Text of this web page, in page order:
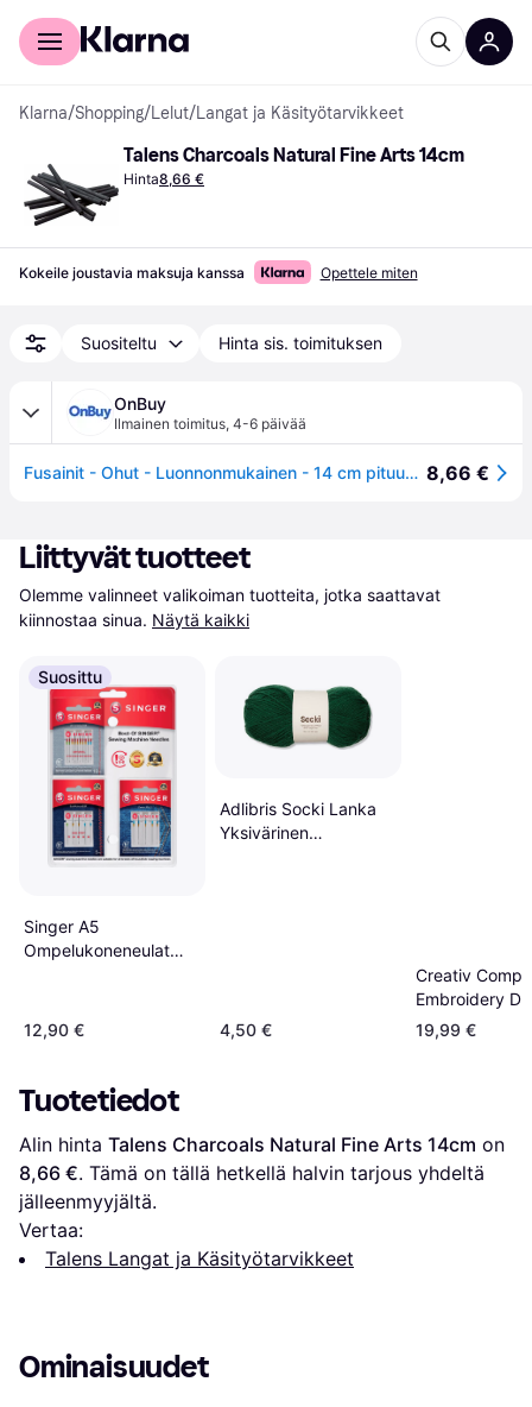
Kuluttajille
Klarna/Shopping/Lelut/Langat ja Käsityötarvikkeet
Talens Charcoals Natural Fine Arts 14cm
Hinta8,66 €
Kokeile joustavia maksuja kanssa Opettele miten
Suositeltu Hinta sis. toimituksen
OnBuy
Ilmainen toimitus, 4-6 päivää
Fusainit - Ohut - Luonnonmukainen - 14 cm pituus - Kaunotaide - Piirustus - Luonnos - Taideteos 8,66 €
Liittyvät tuotteet
Olemme valinneet valikoiman tuotteita, jotka saattavat
kiinnostaa sinua. Näytä kaikki
Suosittu
Singer A5
Ompelukoneneulat
12,90 €
Adlibris Socki Lanka
Yksivärinen
4,50 €
Creativ
Embroidery
19,99 €
Tuotetiedot
Alin hinta Talens Charcoals Natural Fine Arts 14cm
8,66 €. Tämä on tällä hetkellä halvin tarjous yhdeltä
jälleenmyyjältä.
Vertaa:
Talens Langat ja Käsityötarvikkeet
Ominaisuudet